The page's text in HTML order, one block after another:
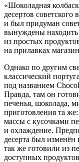
«Шоколадная
десертов советского
и был придуман
вынуждены находить
из простых
на прилавках
Однако по другим
классический
под названием
Правда, там он
печенья, шоколада,
приготовления та
массы с кусочками
и охлаждение.
десерта был
так же готовили из
доступных